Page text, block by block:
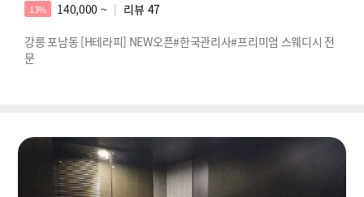
13% 140,000 ~ 리뷰 47
강릉 포남동 [H테라피] NEW오픈#한국관리사#프리미엄 스웨디시 전
문